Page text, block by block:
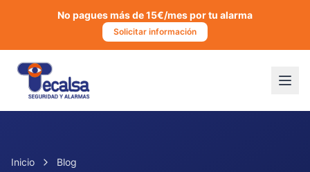
No pagues más de 15€/mes por tu alarma
Solicitar información
Inicio Blog